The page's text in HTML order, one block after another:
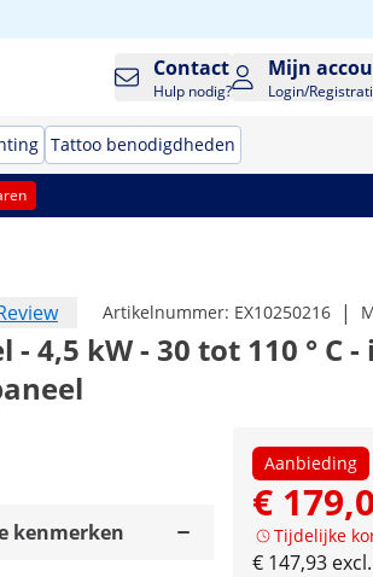
Contact
Hulp nodig?
Mijn
Login/
Tattoo benodigdheden
Artikelnummer: EX10250216 |
- 4,5 kW - 30 tot 110 ° C -
Aanbieding
€
Tijdelijke
€ 147,93
kenmerken